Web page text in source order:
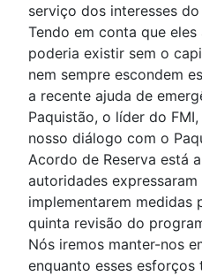
serviço dos interesses
Tendo em conta que
poderia existir sem o
nem sempre escondem
a recente ajuda de
Paquistão, o líder do FMI,
nosso diálogo com o
Acordo de Reserva está
autoridades
implementarem medidas
quinta revisão do
Nós iremos manter-nos
enquanto esses esforços